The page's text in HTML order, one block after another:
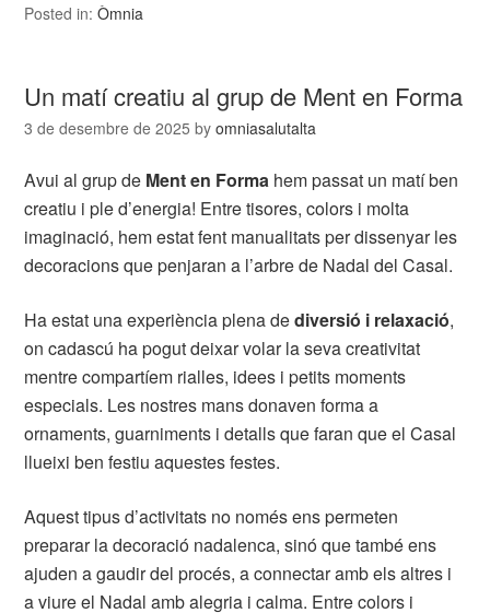
Posted in:Òmnia
Un matí creatiu al grup de Ment en Forma
3 de desembre de 2025 byomniasalutalta
Avui al grup de Ment en Forma hem passat un matí ben
creatiu i ple d’energia! Entre tisores, colors i molta
imaginació, hem estat fent manualitats per dissenyar les
decoracions que penjaran a l’arbre de Nadal del Casal.
Ha estat una experiència plena dediversió i relaxació,
on cadascú ha pogut deixar volar la seva creativitat
mentre compartíem rialles, idees i petits moments
especials. Les nostres mans donaven forma a
ornaments, guarniments i detalls que faran que el Casal
llueixi ben festiu aquestes festes.
Aquest tipus d’activitats no només ens permeten
preparar la decoració nadalenca, sinó que també ens
ajuden a gaudir del procés, a connectar amb els altres i
a viure el Nadal amb alegria i calma. Entre colors i